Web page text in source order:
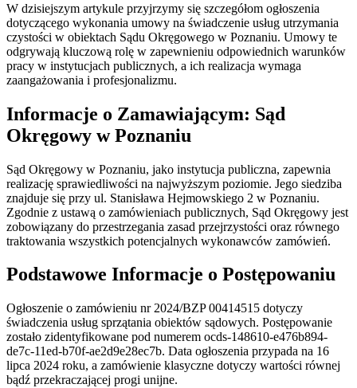
W dzisiejszym artykule przyjrzymy się szczegółom ogłoszenia
dotyczącego wykonania umowy na świadczenie usług utrzymania
czystości w obiektach Sądu Okręgowego w Poznaniu. Umowy te
odgrywają kluczową rolę w zapewnieniu odpowiednich warunków
pracy w instytucjach publicznych, a ich realizacja wymaga
zaangażowania i profesjonalizmu.
Informacje o Zamawiającym: Sąd
Okręgowy w Poznaniu
Sąd Okręgowy w Poznaniu, jako instytucja publiczna, zapewnia
realizację sprawiedliwości na najwyższym poziomie. Jego siedziba
znajduje się przy ul. Stanisława Hejmowskiego 2 w Poznaniu.
Zgodnie z ustawą o zamówieniach publicznych, Sąd Okręgowy jest
zobowiązany do przestrzegania zasad przejrzystości oraz równego
traktowania wszystkich potencjalnych wykonawców zamówień.
Podstawowe Informacje o Postępowaniu
Ogłoszenie o zamówieniu nr 2024/BZP 00414515 dotyczy
świadczenia usług sprzątania obiektów sądowych. Postępowanie
zostało zidentyfikowane pod numerem ocds-148610-e476b894-
de7c-11ed-b70f-ae2d9e28ec7b. Data ogłoszenia przypada na 16
lipca 2024 roku, a zamówienie klasyczne dotyczy wartości równej
bądź przekraczającej progi unijne.